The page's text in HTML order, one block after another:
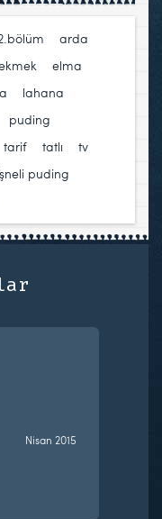
arda
elma
lahana
puding
tarif tatlı
tv
puding
Nisan 2015